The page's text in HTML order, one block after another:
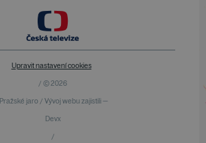
Upravit nastavení cookies
/ © 2026
Pražské jaro / Vývoj webu zajistili —
Devx
/